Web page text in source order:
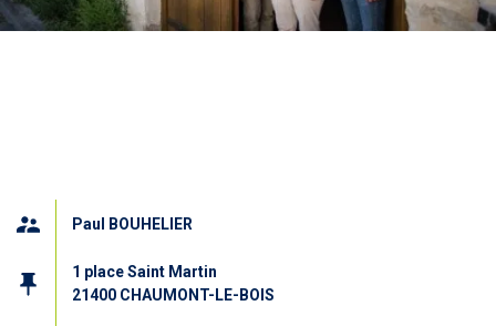
Paul BOUHELIER
1 place Saint Martin
21400 CHAUMONT-LE-BOIS